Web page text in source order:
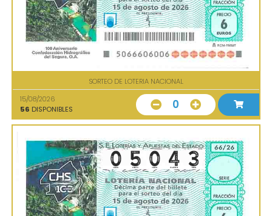
SORTEO DE LOTERIA NACIONAL
15/08/2026
56 DISPONIBLES 0